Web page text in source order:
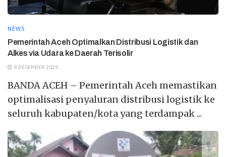
NEWS
Pemerintah Aceh Optimalkan Distribusi Logistik dan
Alkes via Udara ke Daerah Terisolir
8 DESEMBER 2025
BANDA ACEH – Pemerintah Aceh memastikan
optimalisasi penyaluran distribusi logistik ke
seluruh kabupaten/kota yang terdampak ...